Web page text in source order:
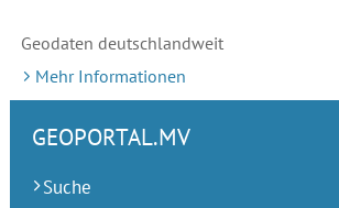
Geodaten deutschlandweit
Mehr Informationen
GEOPORTAL.MV
Suche